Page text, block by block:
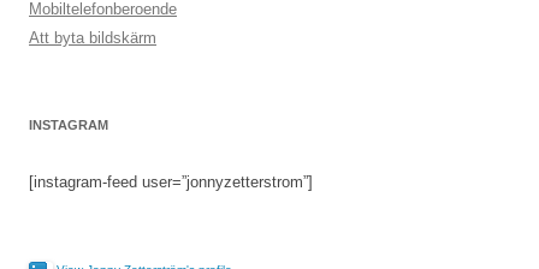
Mobiltelefonberoende
Att byta bildskärm
INSTAGRAM
[instagram-feed user=”jonnyzetterstrom”]